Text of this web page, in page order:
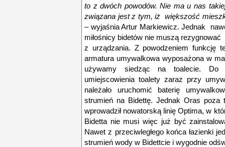
to z dwóch powodów. Nie ma u nas
związana jest z tym, iż większość
–wyjaśnia Artur Markiewicz. Jednak
miłośnicy bidetów nie muszą rezygnować
z urządzania. Z powodzeniem funkcję
armatura umywalkowa wyposażona w
używamy siedząc na toalecie. Do
umiejscowienia toalety zaraz przy
należało uruchomić baterię
strumień na Bidettę. Jednak Oras poza
wprowadził nowatorską linię Optima, w
Bidetta nie musi więc już być
Nawet z przeciwległego końca łazienki
strumień wody w Bidettcie i wygodnie